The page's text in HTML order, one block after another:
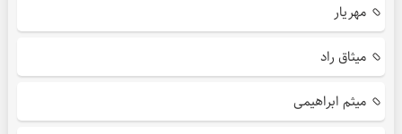
مهریار
میثاق راد
میثم ابراهیمی